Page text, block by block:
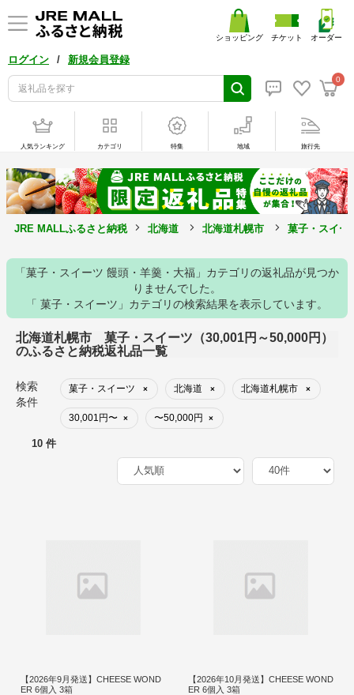
ログイン / 新規会員登録
0
ショッピング チケット オーダー
人気ランキング カテゴリ 特集 地域 旅行先
JRE MALLふるさと納税 北海道 北海道札幌市 菓子・スイー
「菓子・スイーツ 饅頭・羊羹・大福」カテゴリの返礼品が見つか
りませんでした。
「 菓子・スイーツ」カテゴリの検索結果を表示しています。
北海道札幌市 菓子・スイーツ（30,001円～50,000円）
のふるさと納税返礼品一覧
検索
条件
菓子・スイーツ × 北海道 × 北海道札幌市 ×
30,001円〜 × 〜50,000円 ×
10 件
【2026年9月発送】CHEESE WOND
ER 6個入 3箱
【2026年10月発送】CHEESE WOND
ER 6個入 3箱